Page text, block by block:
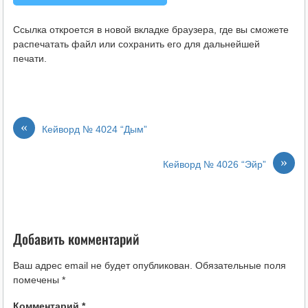
Ссылка откроется в новой вкладке браузера, где вы сможете
распечатать файл или сохранить его для дальнейшей
печати.
« Кейворд № 4024 “Дым”
»
Кейворд № 4026 “Эйр”
Добавить комментарий
Ваш адрес email не будет опубликован. Обязательные поля
помечены *